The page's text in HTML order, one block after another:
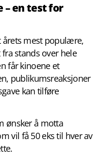
– en test for
årets mest populære,
stands over hele
får kinoene et
publikumsreaksjoner
kan tilføre
ønsker å motta
vil få 50 eks til hver av